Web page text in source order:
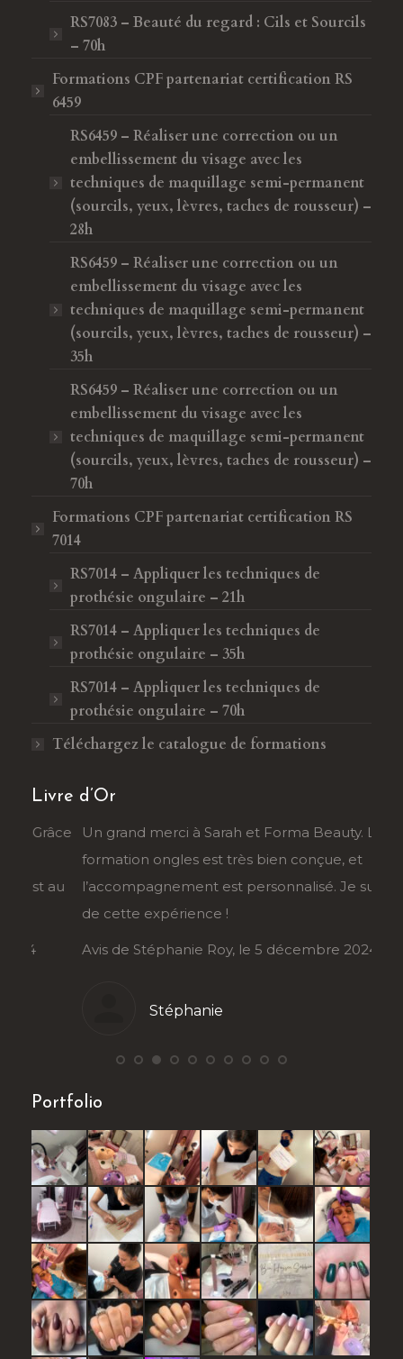
RS7083 – Beauté du regard : Cils et Sourcils
– 70h
Formations CPFpartenariat certification RS
6459
RS6459 – Réaliser une correction ou un
embellissement du visage avec les
techniques de maquillage semi-permanent
(sourcils, yeux, lèvres, taches de rousseur) –
28h
RS6459 – Réaliser une correction ou un
embellissement du visage avec les
techniques de maquillage semi-permanent
(sourcils, yeux, lèvres, taches de rousseur) –
35h
RS6459 – Réaliser une correction ou un
embellissement du visage avec les
techniques de maquillage semi-permanent
(sourcils, yeux, lèvres, taches de rousseur) –
70h
Formations CPFpartenariat certification RS
7014
RS7014 – Appliquer les techniques de
prothésie ongulaire – 21h
RS7014 – Appliquer les techniques de
prothésie ongulaire – 35h
RS7014 – Appliquer les techniques de
prothésie ongulaire – 70h
Téléchargez le catalogue de formations
Livre d’Or
Un grand merci à Sarah et Forma Beauty. La
formation ongles est très bien conçue, et
l’accompagnement est personnalisé. Je suis ravie
de cette expérience !
Avis de Stéphanie Roy, le 5 décembre 2024
Stéphanie
Portfolio